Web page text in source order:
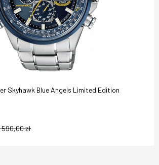
Skyhawk Blue Angels Limited Edition
590,00zł